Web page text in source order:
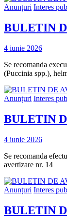
Anunțuri Interes
BULETIN
4 iunie 2026
Se recomanda
(Puccinia spp.),
Anunțuri Interes
BULETIN
4 iunie 2026
Se recomanda
avertizare nr. 14
Anunțuri Interes
BULETIN